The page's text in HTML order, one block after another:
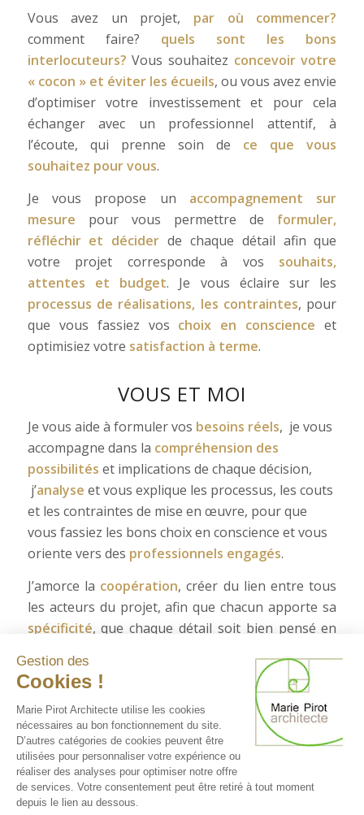
Vous avez un projet, par où commencer?
comment faire? quels sont les bons
interlocuteurs? Vous souhaitez concevoir votre
« cocon » et éviter les écueils, ou vous avez envie
d’optimiser votre investissement et pour cela
échanger avec un professionnel attentif, à
l’écoute, qui prenne soin de ce que vous
souhaitez pour vous.
Je vous propose un accompagnement sur
mesure pour vous permettre de formuler,
réfléchir et décider de chaque détail afin que
votre projet corresponde à vos souhaits,
attentes et budget. Je vous éclaire sur les
processus de réalisations, les contraintes, pour
que vous fassiez vos choix en conscience et
optimisiez votre satisfaction à terme.
VOUS ET MOI
Je vous aide à formuler vos besoins réels, je vous
accompagne dans la compréhension des
possibilités et implications de chaque décision,
j’analyse et vous explique les processus, les couts
et les contraintes de mise en œuvre, pour que
vous fassiez les bons choix en conscience et vous
oriente vers des professionnels engagés.
J’amorce la coopération, créer du lien entre tous
les acteurs du projet, afin que chacun apporte sa
spécificité, que chaque détail soit bien pensé en
qui soit une
, qui satisfasse
l’ensemble des intervenants et corresponde aux
souhaits des maitres d’ouvrage.
Gestion des
Cookies !
Marie Pirot Architecte utilise les cookies
nécessaires au bon fonctionnement du site.
D’autres catégories de cookies peuvent être
utilisées pour personnaliser votre expérience ou
réaliser des analyses pour optimiser notre offre
de services. Votre consentement peut être retiré à tout moment
depuis le lien au dessous.